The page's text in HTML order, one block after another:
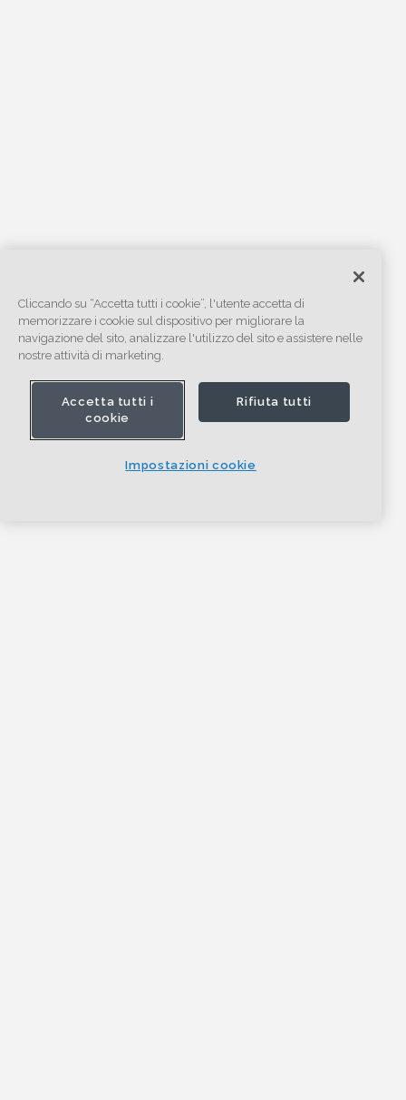
Cliccando su “Accetta tutti i cookie”, l'utente accetta di
memorizzare i cookie sul dispositivo per migliorare la
navigazione del sito, analizzare l'utilizzo del sito e assistere nelle
nostre attività di marketing.
Accetta tutti i
cookie
Rifiuta tutti
Impostazioni cookie